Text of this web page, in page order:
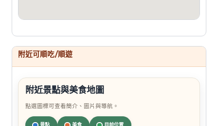
附近可順吃/順遊
附近景點與美食地圖
點選圖標可查看簡介、圖片與導航。